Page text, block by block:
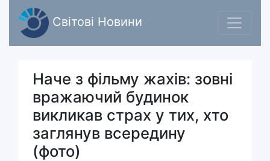
Світові Новини
Наче з фільму жахів: зовні
вражаючий будинок
викликав страх у тих, хто
заглянув всередину
(фото)